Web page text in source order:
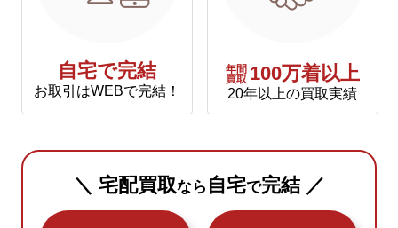
自宅で完結
お取引はWEBで完結！
年間
買取 100万着以上
20年以上の買取実績
＼ 宅配買取なら 自宅で完結 ／